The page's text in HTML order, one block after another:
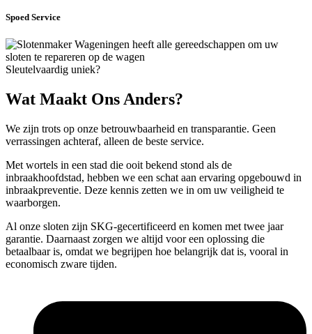
Spoed Service
Sleutelvaardig uniek?
Wat Maakt Ons Anders?
We zijn trots op onze betrouwbaarheid en transparantie. Geen
verrassingen achteraf, alleen de beste service.
Met wortels in een stad die ooit bekend stond als de
inbraakhoofdstad, hebben we een schat aan ervaring opgebouwd in
inbraakpreventie. Deze kennis zetten we in om uw veiligheid te
waarborgen.
Al onze sloten zijn SKG-gecertificeerd en komen met twee jaar
garantie. Daarnaast zorgen we altijd voor een oplossing die
betaalbaar is, omdat we begrijpen hoe belangrijk dat is, vooral in
economisch zware tijden.